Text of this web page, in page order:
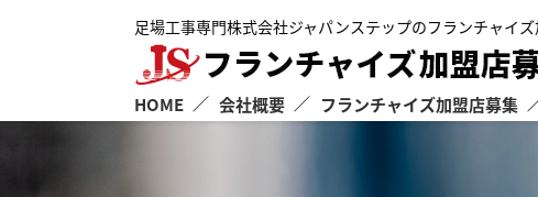
足場工事専門株式会社ジャパンステップのフランチャイ
HOME 会社概要 フランチャイズ加盟店募集
フ
ご面